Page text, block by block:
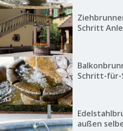
Schritt
Schritt-
außen